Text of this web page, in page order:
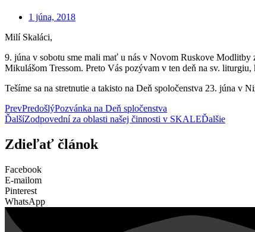
1 júna, 2018
Milí Skaláci,
9. júna v sobotu sme mali mať u nás v Novom Ruskove Modlitby
Mikulášom Tressom. Preto Vás pozývam v ten deň na sv.
Tešíme sa na stretnutie a takisto na Deň spoločenstva 23. júna v
PrevPredošlýPozvánka na Deň spločenstva
ĎalšíZodpovední za oblasti našej činnosti v SKALEĎalšie
Zdieľať článok
Facebook
E-mailom
Pinterest
WhatsApp